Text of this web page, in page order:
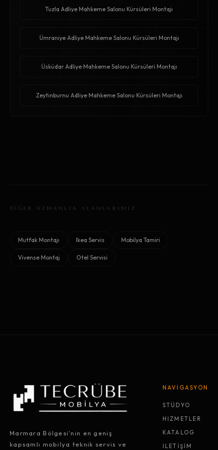
Tuzla Adliye Mahkeme Salonu Kürsüleri Montajı
Ümraniye Adliye Mahkeme Salonu Kürsüleri Montajı
Üsküdar Adliye Mahkeme Salonu Kürsüleri Montajı
Zeytinburnu Adliye Mahkeme Salonu Kürsüleri Montajı
DİĞER UZMANLIK ALANLARIMIZ
Mutfak Montajı Ikea Servis Mobilya Tamiri
Vivense Montaj Otel Servisi
Marmara Bölgesi'nin en geniş
kapsamlı mobilya teknik servis ve
NAVİGASYON
STÜDYO
HİZMETLER
KATALOG
İLETİŞİM